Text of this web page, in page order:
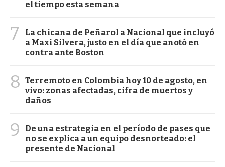
el tiempo esta semana
7
La chicana de Peñarol a Nacional que incluyó
a Maxi Silvera, justo en el día que anotó en
contra ante Boston
8 Terremoto en Colombia hoy 10 de agosto, en
vivo: zonas afectadas, cifra de muertos y
daños
9
De una estrategia en el período de pases que
no se explica a un equipo desnorteado: el
presente de Nacional